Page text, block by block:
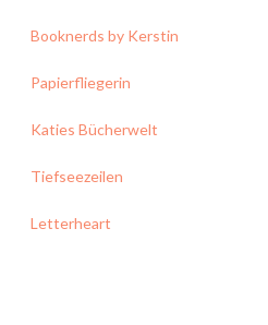
Booknerds by Kerstin
Papierfliegerin
Katies Bücherwelt
Tiefseezeilen
Letterheart